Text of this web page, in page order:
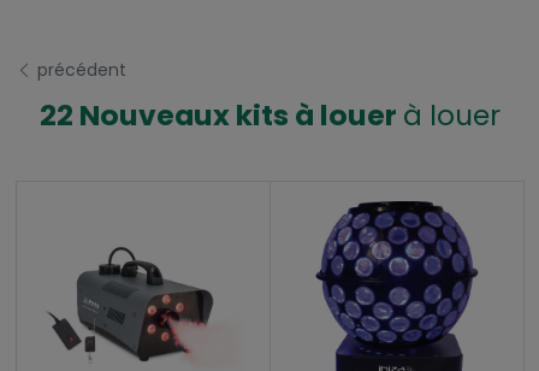
précédent
22 Nouveaux kits à louer à louer